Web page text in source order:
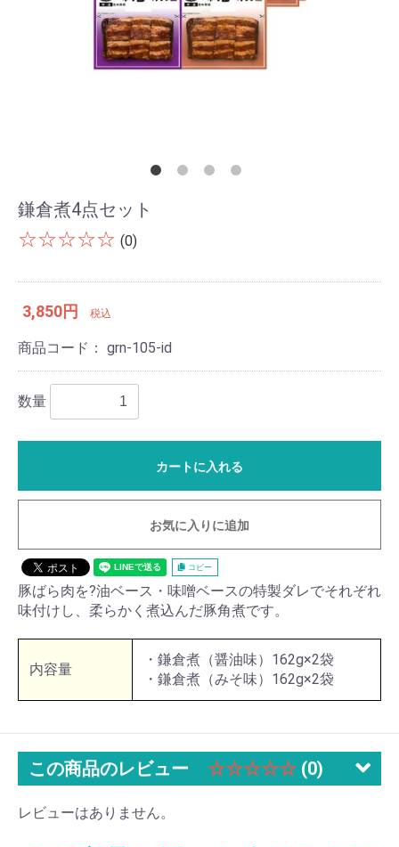
鎌倉煮4点セット
☆☆☆☆☆ (0)
3,850円 税込
商品コード： grn-105-id
数量
カートに入れる
お気に入りに追加
コピー
豚ばら肉を?油ベース・味噌ベースの特製ダレでそれぞれ
味付けし、柔らかく煮込んだ豚角煮です。
内容量
・鎌倉煮（醤油味）162g×2袋
・鎌倉煮（みそ味）162g×2袋
この商品のレビュー ☆☆☆☆☆ (0)
レビューはありません。